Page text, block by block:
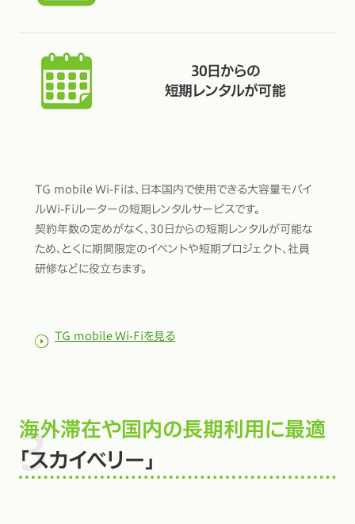
30日からの
短期レンタルが可能
TG mobile Wi-Fiは、日本国内で使用できる大容量モバイ
ルWi-Fiルーターの短期レンタルサービスです。
契約年数の定めがなく、30日からの短期レンタルが可能な
ため、とくに期間限定のイベントや短期プロジェクト、社員
研修などに役立ちます。
TG mobile Wi-Fiを見る
海外滞在や国内の長期利用に最適
「スカイベリー」